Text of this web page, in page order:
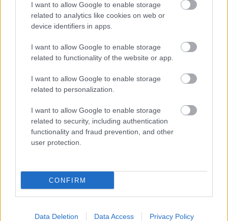
I want to allow Google to enable storage
related to analytics like cookies on web or
device identifiers in apps.
I want to allow Google to enable storage
related to functionality of the website or app.
I want to allow Google to enable storage
related to personalization.
I want to allow Google to enable storage
related to security, including authentication
functionality and fraud prevention, and other
user protection.
CONFIRM
Data Deletion Data Access Privacy Policy
Felkészülési szezon 4. mérkőzés
Nya Ullevi, Göteborg
2026-08-08 17:00
AC MilanvsManchester United2026-08-15 18:00
ELŐZŐ MÉRKŐZÉSEK
Támogatás
Támogasd adományoddal